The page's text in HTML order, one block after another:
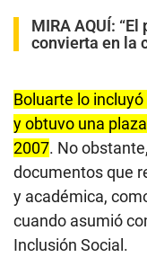
MIRA AQUÍ: “El
convierta en la
Boluarte lo
y obtuvo una
2007. No
documentos que
y académica,
cuando asumió
Inclusión Social.